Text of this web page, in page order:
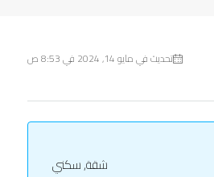
تحديث في مايو 14, 2024 في 8:53 ص
شقة, سكني